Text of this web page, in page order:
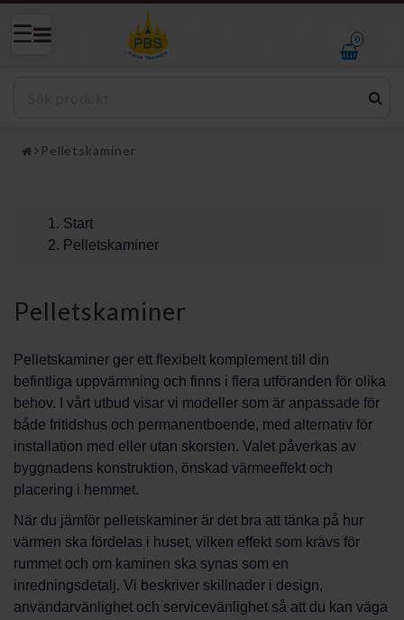
0
Pelletskaminer
Start
Pelletskaminer
Pelletskaminer
Pelletskaminer ger ett flexibelt komplement till din
befintliga uppvärmning och finns i flera utföranden för olika
behov. I vårt utbud visar vi modeller som är anpassade för
både fritidshus och permanentboende, med alternativ för
installation med eller utan skorsten. Valet påverkas av
byggnadens konstruktion, önskad värmeeffekt och
placering i hemmet.
När du jämför pelletskaminer är det bra att tänka på hur
värmen ska fördelas i huset, vilken effekt som krävs för
rummet och om kaminen ska synas som en
inredningsdetalj. Vi beskriver skillnader i design,
användarvänlighet och servicevänlighet så att du kan väga